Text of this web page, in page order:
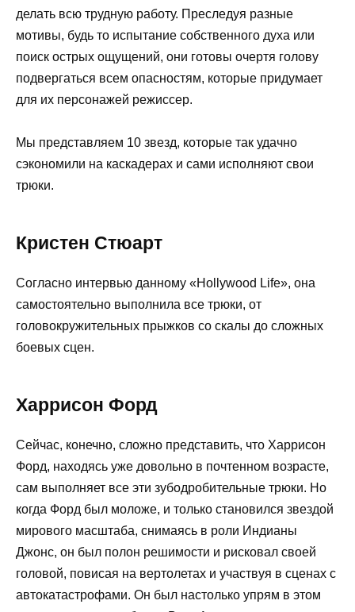
делать всю трудную работу. Преследуя разные
мотивы, будь то испытание собственного духа или
поиск острых ощущений, они готовы очертя голову
подвергаться всем опасностям, которые придумает
для их персонажей режиссер.
Мы представляем 10 звезд, которые так удачно
сэкономили на каскадерах и сами исполняют свои
трюки.
Кристен Стюарт
Согласно интервью данному «Hollywood Life», она
самостоятельно выполнила все трюки, от
головокружительных прыжков со скалы до сложных
боевых сцен.
Харрисон Форд
Сейчас, конечно, сложно представить, что Харрисон
Форд, находясь уже довольно в почтенном возрасте,
сам выполняет все эти зубодробительные трюки. Но
когда Форд был моложе, и только становился звездой
мирового масштаба, снимаясь в роли Индианы
Джонс, он был полон решимости и рисковал своей
головой, повисая на вертолетах и участвуя в сценах с
автокатастрофами. Он был настолько упрям в этом